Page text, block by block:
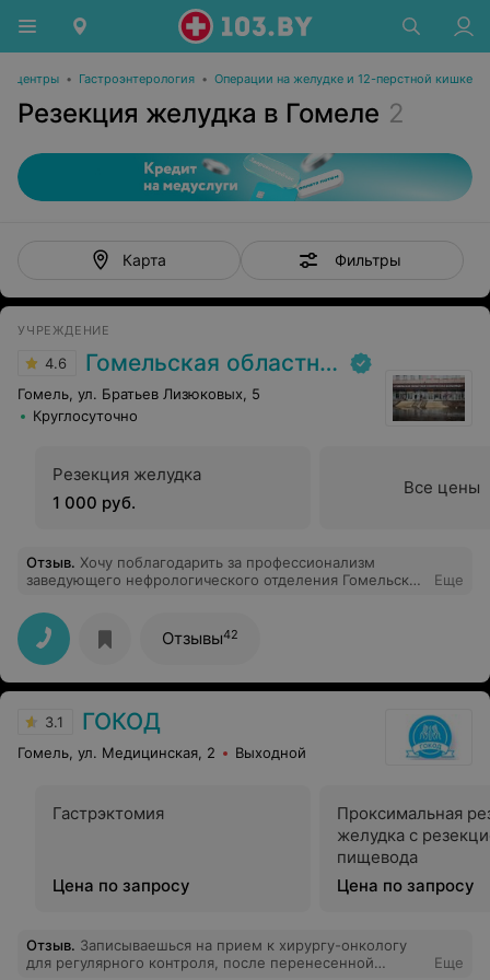
центры • Гастроэнтерология • Операции на желудке и 12-перстной кишке
Резекция желудка в Гомеле 2
Карта Фильтры
УЧРЕЖДЕНИЕ
4.6 Гомельская областная клиническая больница
Гомель, ул. Братьев Лизюковых, 5
Круглосуточно
Резекция желудка
1 000 руб.
Все цены
Отзыв. Хочу поблагодарить за профессионализм
заведующего нефрологического отделения Гомельской
больницы Ворущенко А.В. и лечащих врачей А.В. и Г.А.
Спасибо за ваши золотые руки и добрые сердца. Вы
возвращаете самое ценное пациентам — здоровье. За
каждым выздоровлением стоит ваш титанический
труд. Ваша работа — это настоящее искусство.
бесценен. С уважением Ваша пациентка Пашук А.В.
Еще
Отзывы42
3.1 ГОКОД
Гомель, ул. Медицинская, 2 Выходной
Гастрэктомия
Цена по запросу
Проксимальная
желудка с
пищевода
Цена по запросу
Отзыв. Записываешься на прием к хирургу-онкологу
для регулярного контроля, после перенесенной
Еще